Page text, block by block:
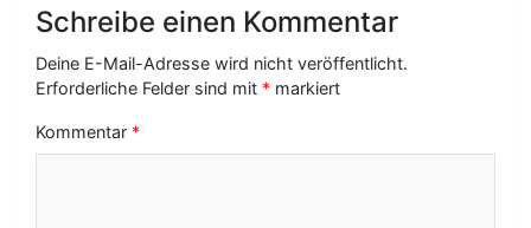
g
N
Schreibe einen Kommentar
Deine E-Mail-Adresse wird nicht veröffentlicht.
Erforderliche Felder sind mit * markiert
Kommentar *